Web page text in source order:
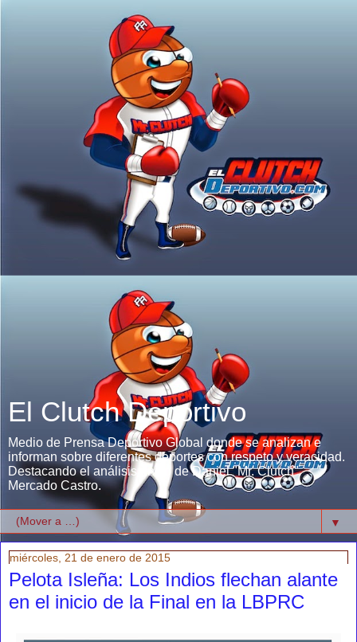
El Clutch Deportivo
Medio de Prensa Deportivo Global donde se analizan e
informan sobre diferentes deportes con respeto y veracidad.
Destacando el análisis único de Daniel "Mr. Clutch"
Mercado Castro.
▼
miércoles, 21 de enero de 2015
Pelota Isleña: Los Indios flechan alante
en el inicio de la Final en la LBPRC